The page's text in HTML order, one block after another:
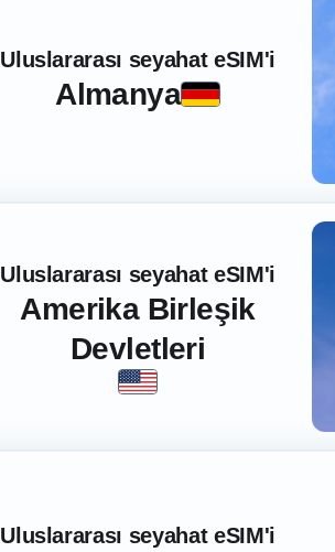
Uluslararası seyahat eSIM'i
Almanya
Uluslararası seyahat eSIM'i
Amerika Birleşik
Devletleri
Uluslararası seyahat eSIM'i